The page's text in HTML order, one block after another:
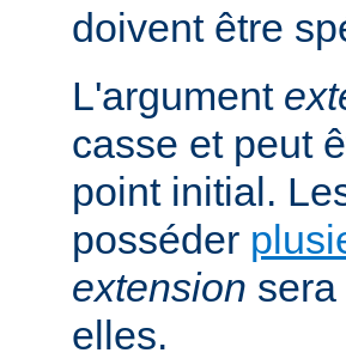
doivent être
L'argument
casse et peut
point initial.
posséder
extension
elles.